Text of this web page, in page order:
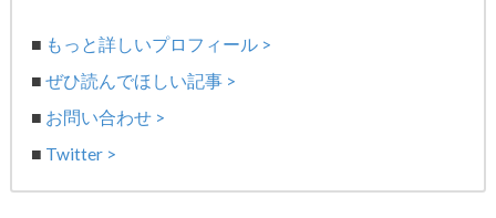
■ もっと詳しいプロフィール >
■ぜひ読んでほしい記事 >
■ お問い合わせ >
■ Twitter >